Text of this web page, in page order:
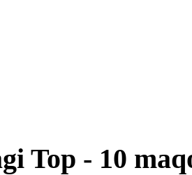
Top - 10